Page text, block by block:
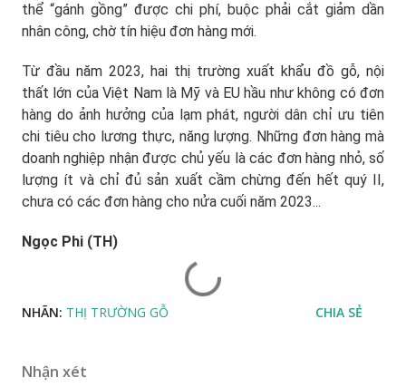
thể “gánh gồng” được chi phí, buộc phải cắt giảm dần
nhân công, chờ tín hiệu đơn hàng mới.
Từ đầu năm 2023, hai thị trường xuất khẩu đồ gỗ, nội
thất lớn của Việt Nam là Mỹ và EU hầu như không có đơn
hàng do ảnh hưởng của lạm phát, người dân chỉ ưu tiên
chi tiêu cho lương thực, năng lượng. Những đơn hàng mà
doanh nghiệp nhận được chủ yếu là các đơn hàng nhỏ, số
lượng ít và chỉ đủ sản xuất cầm chừng đến hết quý II,
chưa có các đơn hàng cho nửa cuối năm 2023...
Ngọc Phi (TH)
NHÃN: THỊ TRƯỜNG GỖ CHIA SẺ
Nhận xét